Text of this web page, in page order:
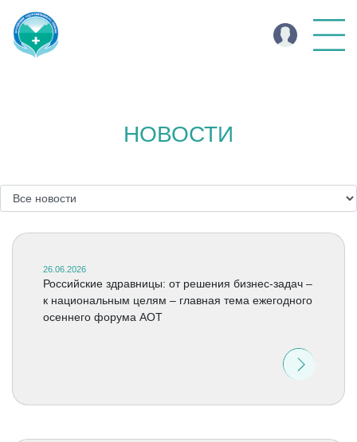
НОВОСТИ
26.06.2026
Российские здравницы: от решения бизнес-задач –
к национальным целям – главная тема ежегодного
осеннего форума АОТ